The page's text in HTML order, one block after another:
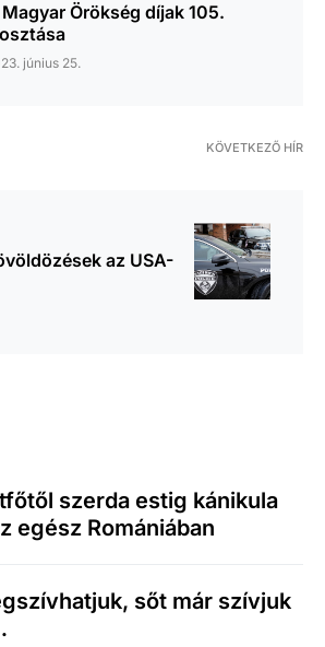
Örökség díjak 105.
június 25.
KÖVETKEZŐ HÍR
az USA-
szerda estig kánikula
egész Romániában
sőt már szívjuk